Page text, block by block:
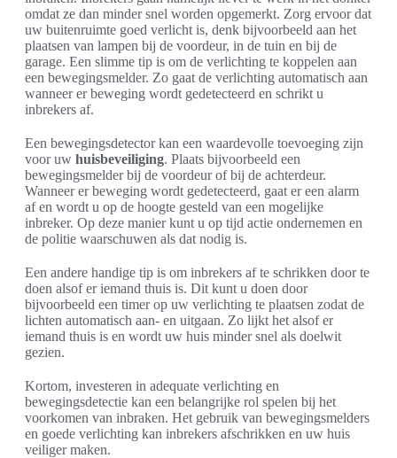
omdat ze dan minder snel worden opgemerkt. Zorg ervoor dat
uw buitenruimte goed verlicht is, denk bijvoorbeeld aan het
plaatsen van lampen bij de voordeur, in de tuin en bij de
garage. Een slimme tip is om de verlichting te koppelen aan
een bewegingsmelder. Zo gaat de verlichting automatisch aan
wanneer er beweging wordt gedetecteerd en schrikt u
inbrekers af.
Een bewegingsdetector kan een waardevolle toevoeging zijn
voor uw huisbeveiliging. Plaats bijvoorbeeld een
bewegingsmelder bij de voordeur of bij de achterdeur.
Wanneer er beweging wordt gedetecteerd, gaat er een alarm
af en wordt u op de hoogte gesteld van een mogelijke
inbreker. Op deze manier kunt u op tijd actie ondernemen en
de politie waarschuwen als dat nodig is.
Een andere handige tip is om inbrekers af te schrikken door te
doen alsof er iemand thuis is. Dit kunt u doen door
bijvoorbeeld een timer op uw verlichting te plaatsen zodat de
lichten automatisch aan- en uitgaan. Zo lijkt het alsof er
iemand thuis is en wordt uw huis minder snel als doelwit
gezien.
Kortom, investeren in adequate verlichting en
bewegingsdetectie kan een belangrijke rol spelen bij het
voorkomen van inbraken. Het gebruik van bewegingsmelders
en goede verlichting kan inbrekers afschrikken en uw huis
veiliger maken.